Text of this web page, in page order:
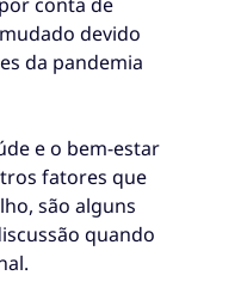
devido
da pandemia
e o bem-estar
fatores que
são alguns
quando